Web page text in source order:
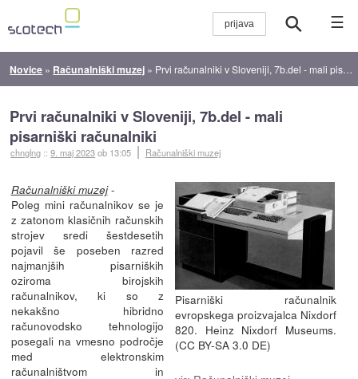
☰
Novice » Računalniški muzej » Prvi računalniki v Sloveniji, 7b.del - mali pisarniški računalniki
Prvi računalniki v Sloveniji, 7b.del - mali
pisarniški računalniki
chnglng ::9. maj 2023ob 13:05 Računalniški muzej
Pisarniški računalnik
evropskega proizvajalca Nixdorf
820. Heinz Nixdorf Museums.
(CC BY-SA 3.0 DE)
Računalniški muzej-
Poleg mini računalnikov se je
z zatonom klasičnih računskih
strojev sredi šestdesetih
pojavil še poseben razred
najmanjših pisarniških
oziroma birojskih
računalnikov, ki so z
nekakšno hibridno
računovodsko tehnologijo
posegali na vmesno področje
med elektronskim
računalništvom in